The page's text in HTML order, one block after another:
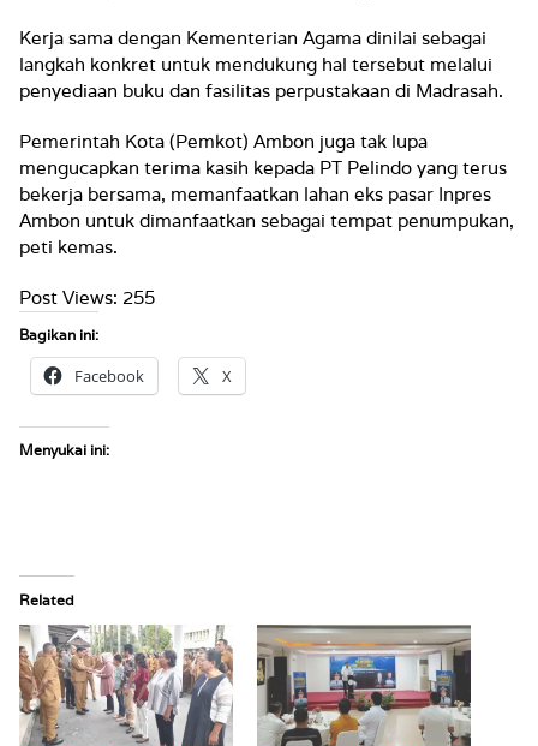
Kerja sama dengan Kementerian Agama dinilai sebagai
langkah konkret untuk mendukung hal tersebut melalui
penyediaan buku dan fasilitas perpustakaan di Madrasah.
Pemerintah Kota (Pemkot) Ambon juga tak lupa
mengucapkan terima kasih kepada PT Pelindo yang terus
bekerja bersama, memanfaatkan lahan eks pasar Inpres
Ambon untuk dimanfaatkan sebagai tempat penumpukan,
peti kemas.
Post Views: 255
Bagikan ini:
Facebook X
Menyukai ini:
Related